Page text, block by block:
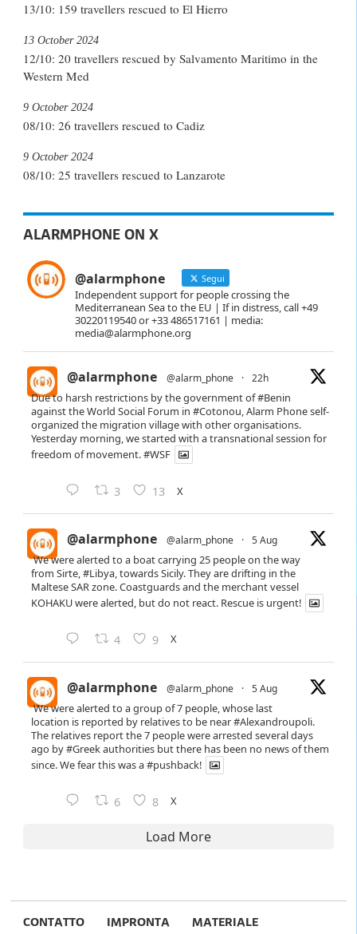
13/10: 159 travellers rescued to El Hierro
12/10: 20 travellers rescued by Salvamento Maritimo in the
Western Med
13 October 2024
08/10: 26 travellers rescued to Cadiz
9 October 2024
08/10: 25 travellers rescued to Lanzarote
9 October 2024
ALARMPHONE ON X
@alarmphone Segui
Independent support for people crossing the
Mediterranean Sea to the EU | If in distress, call +49
30220119540 or +33 486517161 | media:
media@alarmphone.org
@alarmphone @alarm_phone · 22h
Due to harsh restrictions by the government of#Benin
against the World Social Forum in #Cotonou, Alarm Phone self-
organized the migration village with other organisations.
Yesterday morning, we started with a transnational session for
freedom of movement.#WSF
3 13 X
@alarmphone @alarm_phone · 5 Aug
We were alerted to a boat carrying 25 people on the way
from Sirte,#Libya, towards Sicily. They are drifting in the
Maltese SAR zone. Coastguards and the merchant vessel
KOHAKU were alerted, but do not react. Rescue is urgent!
4 9 X
@alarmphone @alarm_phone · 5 Aug
We were alerted to a group of 7 people, whose last
location is reported by relatives to be near#Alexandroupoli.
The relatives report the 7 people were arrested several days
ago by#Greekauthorities but there has been no news of them
since. We fear this was a#pushback!
6 8 X
Load More
CONTATTO IMPRONTA MATERIALE